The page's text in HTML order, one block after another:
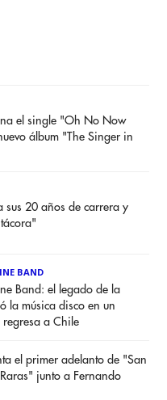
el single "Oh No Now
álbum "The Singer in
sus 20 años de carrera y
BAND
Band: el legado de la
la música disco en un
a Chile
el primer adelanto de "San
junto a Fernando